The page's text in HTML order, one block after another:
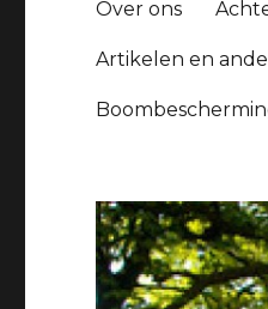
Over ons
Artikelen en